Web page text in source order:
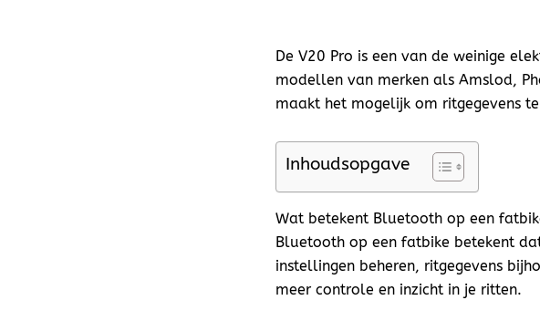
De V20 Pro is een van de weinige
modellen van merken als Amslod,
maakt het mogelijk om ritgegevens
Inhoudsopgave
Wat betekent Bluetooth op een
Bluetooth op een fatbike betekent
instellingen beheren, ritgegevens
meer controle en inzicht in je ritten.